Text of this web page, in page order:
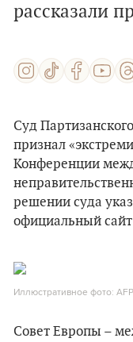
рассказали
Суд
признал
Конференции
решении суда
официальный
Иллюстративное фото:
Совет Европы –